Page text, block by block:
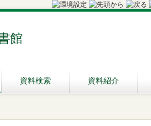
館
資料検索 資料紹介